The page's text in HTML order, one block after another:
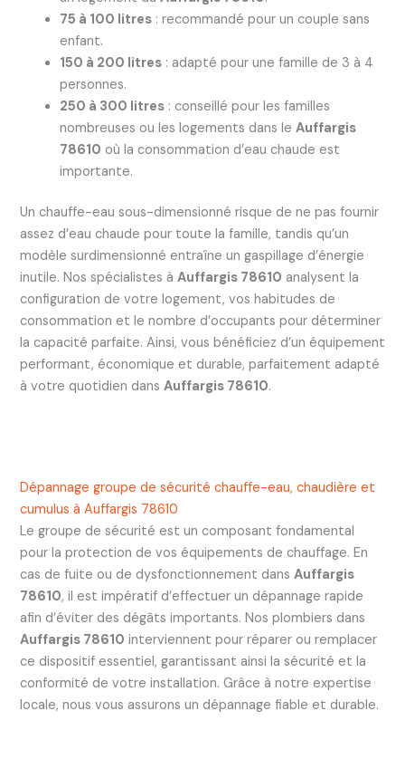
75 à 100 litres: recommandé pour un couple sans
enfant.
150 à 200 litres: adapté pour une famille de 3 à 4
personnes.
250 à 300 litres: conseillé pour les familles
nombreuses ou les logements dans le Auffargis
78610 où la consommation d’eau chaude est
importante.
Un chauffe-eau sous-dimensionné risque de ne pas fournir
assez d’eau chaude pour toute la famille, tandis qu’un
modèle surdimensionné entraîne un gaspillage d’énergie
inutile. Nos spécialistes à Auffargis 78610 analysent la
configuration de votre logement, vos habitudes de
consommation et le nombre d’occupants pour déterminer
la capacité parfaite. Ainsi, vous bénéficiez d’un équipement
performant, économique et durable, parfaitement adapté
à votre quotidien dans Auffargis 78610.
Dépannage groupe de sécurité chauffe-eau, chaudière et
cumulus à Auffargis 78610
Le groupe de sécurité est un composant fondamental
pour la protection de vos équipements de chauffage. En
cas de fuite ou de dysfonctionnement dans Auffargis
78610, il est impératif d’effectuer un dépannage rapide
afin d’éviter des dégâts importants. Nos plombiers dans
Auffargis 78610 interviennent pour réparer ou remplacer
ce dispositif essentiel, garantissant ainsi la sécurité et la
conformité de votre installation. Grâce à notre expertise
locale, nous vous assurons un dépannage fiable et durable.